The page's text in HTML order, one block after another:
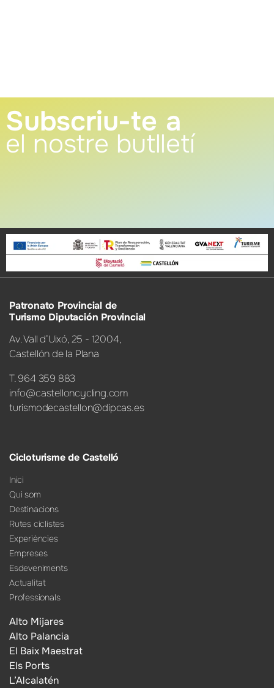
Subscriu-te a
el nostre butlletí
Patronato Provincial de
Turismo Diputación Provincial
Av. Vall d’Uixó, 25 - 12004,
Castellón de la Plana
T. 964 359 883
info@castelloncycling.com
turismodecastellon@dipcas.es
Cicloturisme de Castelló
Inici
Qui som
Destinacions
Rutes ciclistes
Experiències
Empreses
Esdeveniments
Actualitat
Professionals
Alto Mijares
Alto Palancia
El Baix Maestrat
Els Ports
L’Alcalatén